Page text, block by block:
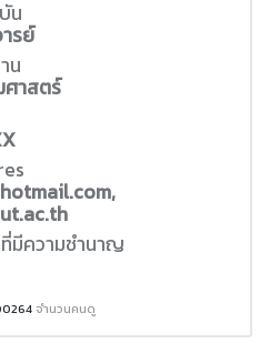
น
รย์
น
าสตร์
มีความชำนาญ
จำนวนคนดู